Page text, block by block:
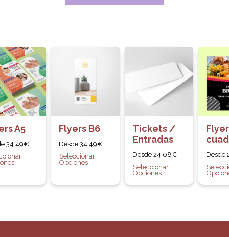
A5
34.49€
Flyers B6
Desde 34.49€
Seleccionar
Opciones
Tickets /
Entradas
Desde 24.08€
Seleccionar
Opciones
Desde